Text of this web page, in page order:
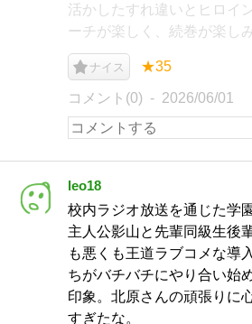
活かしたすれ違いとヒロイ
ーチが楽しく、続巻が楽し
ナイス ★35
コメント(0) 2026/06/01
leo18
校内ラジオ放送を通じた学
主人公影山と先輩同級生後
も悪くも王道ラブコメな導
ちがバチバチにやり合い始
印象。北原さんの頑張りに
すぎたな。